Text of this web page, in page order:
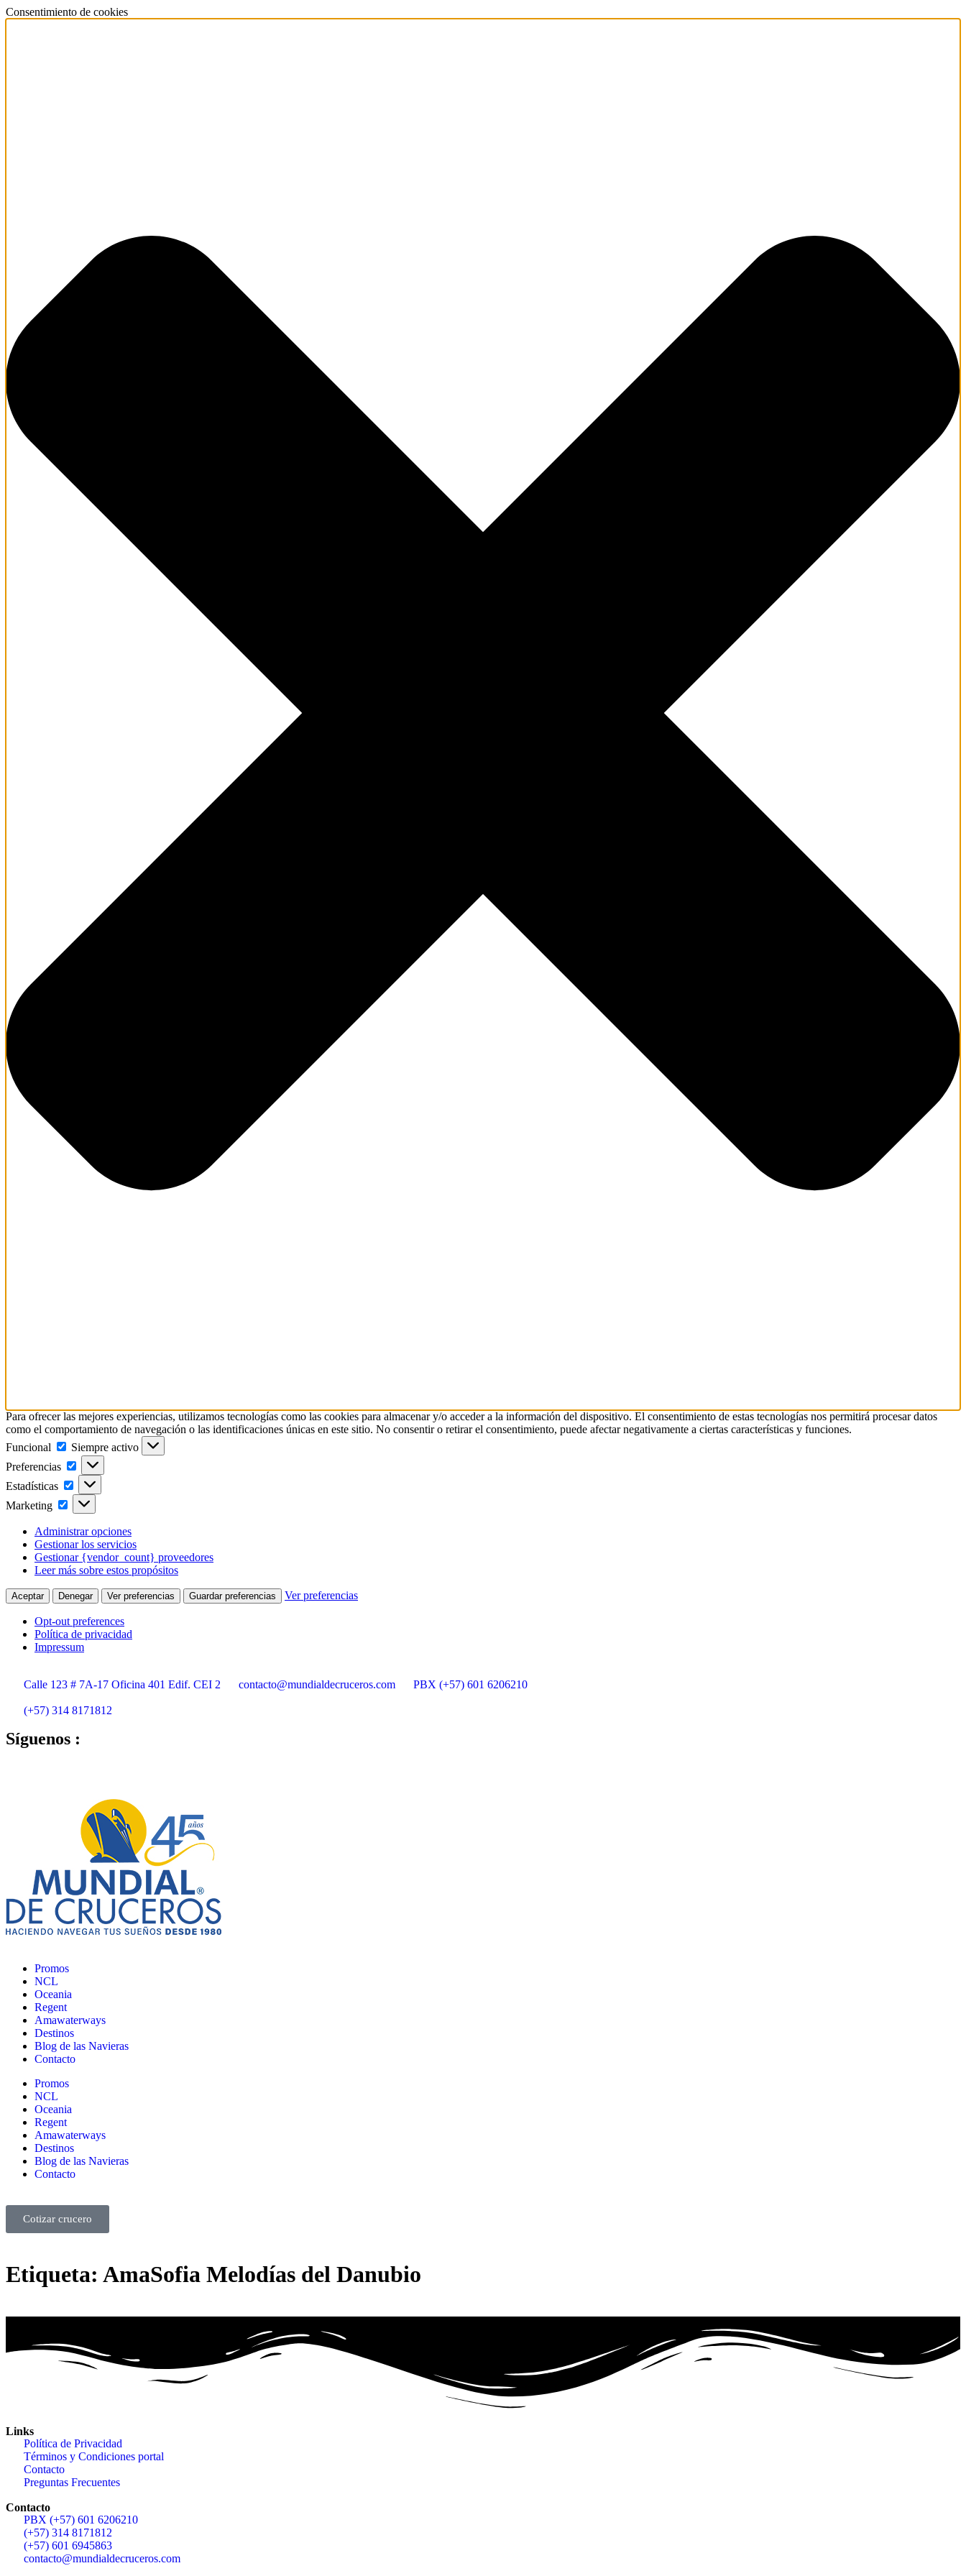
Consentimiento de cookies
Para ofrecer las mejores experiencias, utilizamos tecnologías como las cookies para almacenar y/o acceder a la información del dispositivo. El consentimiento de estas tecnologías nos permitirá procesar datos
como el comportamiento de navegación o las identificaciones únicas en este sitio. No consentir o retirar el consentimiento, puede afectar negativamente a ciertas características y funciones.
Funcional
Siempre activo
Preferencias
Estadísticas
Marketing
Administrar opciones
Gestionar los servicios
Gestionar {vendor_count} proveedores
Leer más sobre estos propósitos
Aceptar Denegar Ver preferencias Guardar preferencias Ver preferencias
Opt-out preferences
Política de privacidad
Impressum
Calle 123 # 7A-17 Oficina 401 Edif. CEI 2 contacto@mundialdecruceros.com PBX (+57) 601 6206210
(+57) 314 8171812
Síguenos :
Promos
NCL
Oceania
Regent
Amawaterways
Destinos
Blog de las Navieras
Contacto
Promos
NCL
Oceania
Regent
Amawaterways
Destinos
Blog de las Navieras
Contacto
Cotizar crucero
Etiqueta: AmaSofia Melodías del Danubio
Links
Política de Privacidad
Términos y Condiciones portal
Contacto
Preguntas Frecuentes
Contacto
PBX (+57) 601 6206210
(+57) 314 8171812
(+57) 601 6945863
contacto@mundialdecruceros.com